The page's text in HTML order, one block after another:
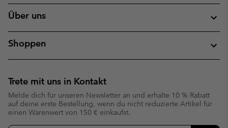
Über uns
Shoppen
Trete mit uns in Kontakt
Melde dich für unseren Newsletter an und erhalte 10 % Rabatt
auf deine erste Bestellung, wenn du nicht reduzierte Artikel für
einen Warenwert von 150 € einkaufst.